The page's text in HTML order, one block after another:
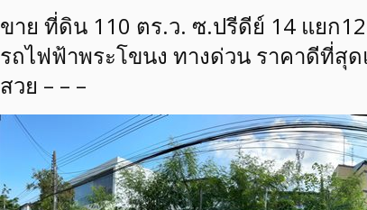
ขาย ที่ดิน 110 ตร.ว. ซ.ปรีดีย์ 14 แยก
รถไฟฟ้าพระโขนง ทางด่วน ราคาดีที่สุ
สวย – – –